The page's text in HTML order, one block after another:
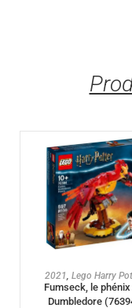
AJOUTER AU PANIER
2021 Lego Harry
Fumseck, le phénix
Dumbledore